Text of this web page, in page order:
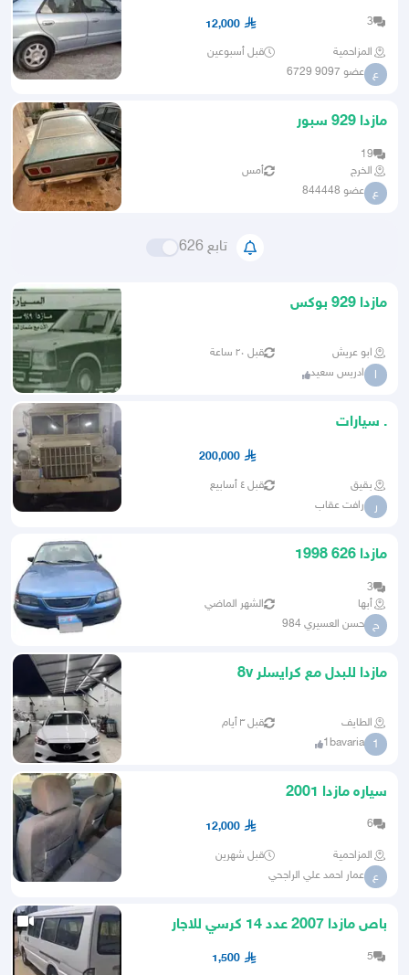
3
12,000
المزاحمية قبل أسبوعين
ع عضو 9097 6729
مازدا 929 سبور
19
الخرج
أمس
ع عضو 844448
تابع 626
مازدا 929 بوكس
ابو عريش قبل ٢٠ ساعة
ا ادريس سعيد
. سيارات
200,000
بقيق قبل ٤ أسابيع
ر رافت عقاب
مازدا 626 1998
3
أبها
الشهر الماضي
ح حسن العسيري 984
مازدا للبدل مع كرايسلر 8v
الطايف قبل ٣ أيام
1
1bavaria
سياره مازدا 2001
6
12,000
المزاحمية قبل شهرين
ع عمار احمد علي الراجحي
باص مازدا 2007 عدد 14 كرسي للاجار
5
1,500